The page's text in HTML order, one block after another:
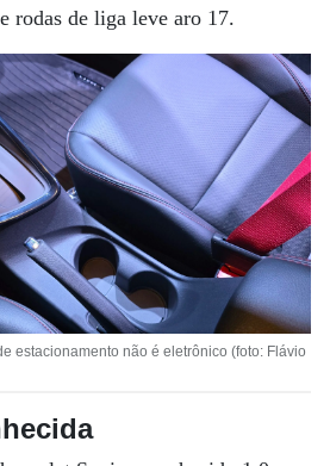
rodas de liga leve aro 17.
estacionamento não é eletrônico (foto: Flávio